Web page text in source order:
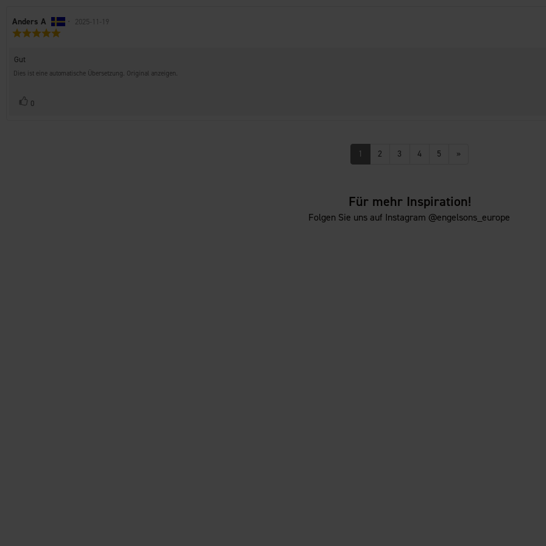
Autor
der
Anders A • Bewertungsdatum:
2025-11-19
Sternen
Rezensionstext:
Gut
Dies ist eine automatische Übersetzung. Original anzeigen.
Stimme
0
1 2 3 4 5 »
Für mehr Inspiration!
Folgen Sie uns auf Instagram @engelsons_europe